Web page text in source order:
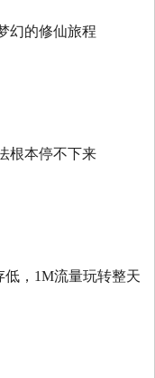
幻的修仙旅程
根本停不下来
， 1M流量玩转整天